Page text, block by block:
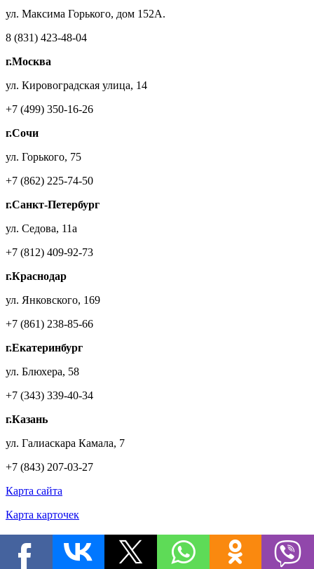
ул. Максима Горького, дом 152А.
8 (831) 423-48-04
г.Москва
ул. Кировоградская улица, 14
+7 (499) 350-16-26
г.Сочи
ул. Горького, 75
+7 (862) 225-74-50
г.Санкт-Петербург
ул. Седова, 11а
+7 (812) 409-92-73
г.Краснодар
ул. Янковского, 169
+7 (861) 238-85-66
г.Екатеринбург
ул. Блюхера, 58
+7 (343) 339-40-34
г.Казань
ул. Галиаскара Камала, 7
+7 (843) 207-03-27
Карта сайта
Карта карточек
На сайте представлены не все товары
У нас в наличии более
80.000 наименований обоев!